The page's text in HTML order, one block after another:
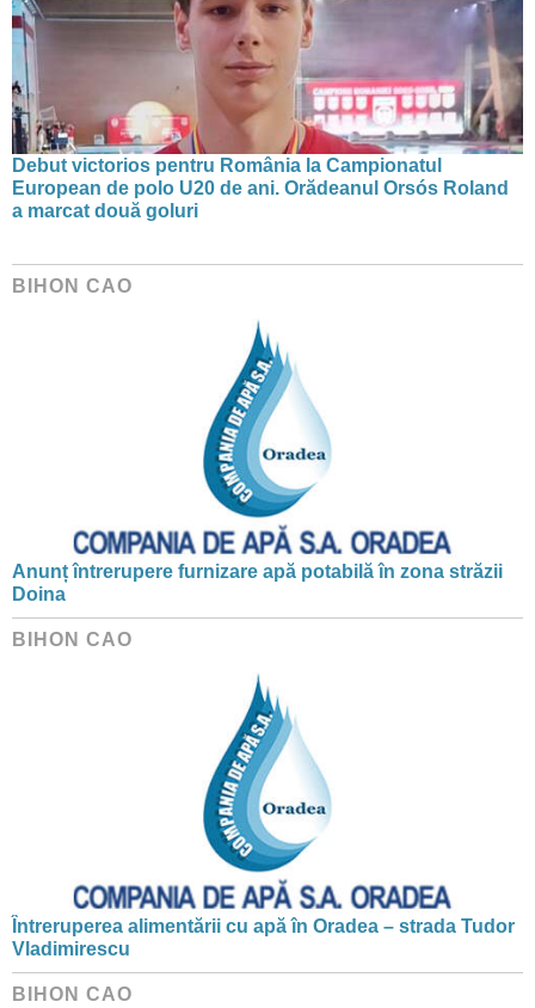
Debut victorios pentru România la Campionatul
European de polo U20 de ani. Orădeanul Orsós Roland
a marcat două goluri
BIHON CAO
Anunț întrerupere furnizare apă potabilă în zona străzii
Doina
BIHON CAO
Întreruperea alimentării cu apă în Oradea – strada Tudor
Vladimirescu
BIHON CAO